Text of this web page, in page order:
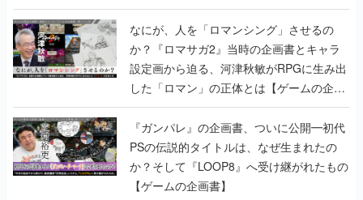
書】
なにが、人を「ロマンシング」させるの
か？『ロマサガ2』当時の企画書とキャラ
設定画から迫る、河津秋敏がRPGに生み出
した「ロマン」の正体とは【ゲームの企画
書】
『ガンパレ』の企画書、ついに公開━初代
PSの伝説的タイトルは、なぜ生まれたの
か？そして『LOOP8』へ受け継がれたもの
【ゲームの企画書】